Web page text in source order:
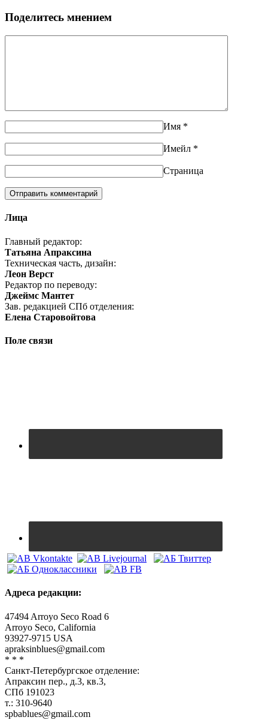
Поделитесь мнением
Имя *
Имейл *
Страница
Лица
Главный редактор:
Татьяна Апраксина
Техническая часть, дизайн:
Леон Верст
Редактор по переводу:
Джеймс Мантет
Зав. редакцией СПб отделения:
Елена Старовойтова
Поле связи
Адреса редакции:
47494 Arroyo Seco Road 6
Arroyo Seco, California
93927-9715 USA
apraksinblues@gmail.com
* * *
Санкт-Петербургское отделение:
Апраксин пер., д.3, кв.3,
СПб 191023
т.: 310-9640
spbablues@gmail.com